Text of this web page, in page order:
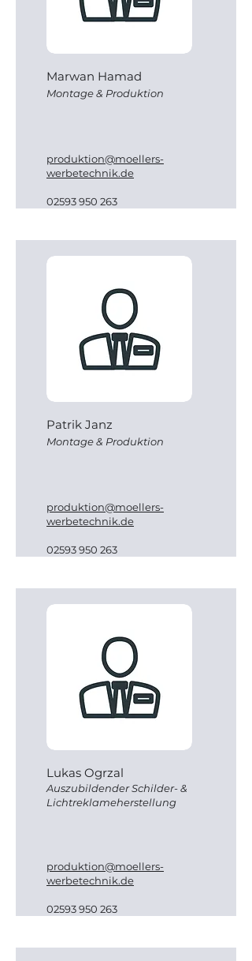
Marwan Hamad
Montage & Produktion
produktion@moellers-
werbetechnik.de
02593 950 263
Patrik Janz
Montage & Produktion
produktion@moellers-
werbetechnik.de
02593 950 263
Lukas Ogrzal
Auszubildender Schilder- &
Lichtreklameherstellung
produktion@moellers-
werbetechnik.de
02593 950 263